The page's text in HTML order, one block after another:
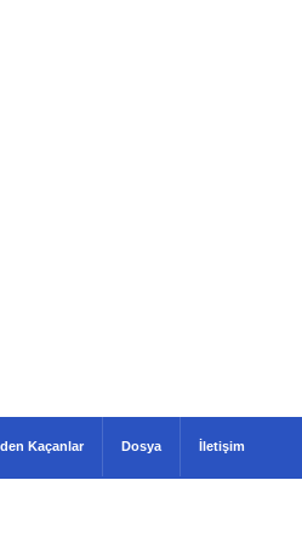
Kaçanlar Dosya İletişim